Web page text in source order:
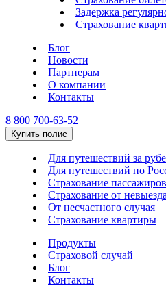
Задержка
Страхование
Блог
Новости
Партнерам
О компании
Контакты
8 800 700-63-52
Купить полис
Для путешествий за
Для путешествий по
Страхование пассажиров
Страхование от невыезда
От несчастного случая
Страхование квартиры
Продукты
Страховой случай
Блог
Контакты